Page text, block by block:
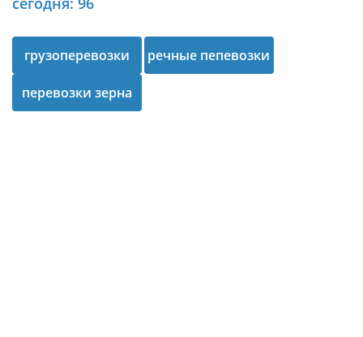
грузоперевозки речные пепевозки
перевозки зерна